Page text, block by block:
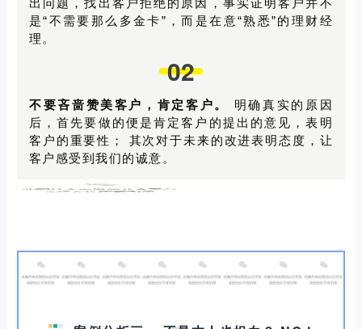
出问题，找出客户拒绝的原因，事实证明客户并不
是“不需要那么多金卡”，而是在意“熟悉”的理财经
理。
02
不要吝啬赞美客户，肯定客户。
明确真实的原因
后，首先要做的便是肯定客户的提出的意见，表明
客户的重要性；
其次对于未来的改进表明态度，让
客户感受到我们的诚意。